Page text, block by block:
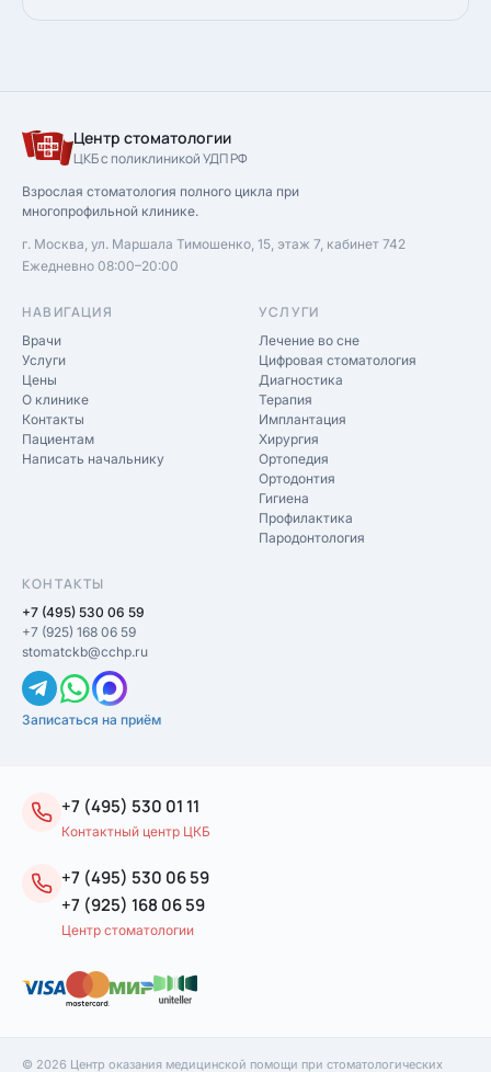
Центр стоматологии
ЦКБ с поликлиникой УДП РФ
Взрослая стоматология полного цикла при
многопрофильной клинике.
г. Москва, ул. Маршала Тимошенко, 15, этаж 7, кабинет 742
Ежедневно 08:00–20:00
НАВИГАЦИЯ
Врачи
Услуги
Цены
О клинике
Контакты
Пациентам
Написать начальнику
УСЛУГИ
Лечение во сне
Цифровая стоматология
Диагностика
Терапия
Имплантация
Хирургия
Ортопедия
Ортодонтия
Гигиена
Профилактика
Пародонтология
КОНТАКТЫ
+7 (495) 530 06 59
+7 (925) 168 06 59
stomatckb@cchp.ru
Записаться на приём
+7 (495) 530 01 11
Контактный центр ЦКБ
+7 (495) 530 06 59
+7 (925) 168 06 59
Центр стоматологии
© 2026 Центр оказания медицинской помощи при стоматологических